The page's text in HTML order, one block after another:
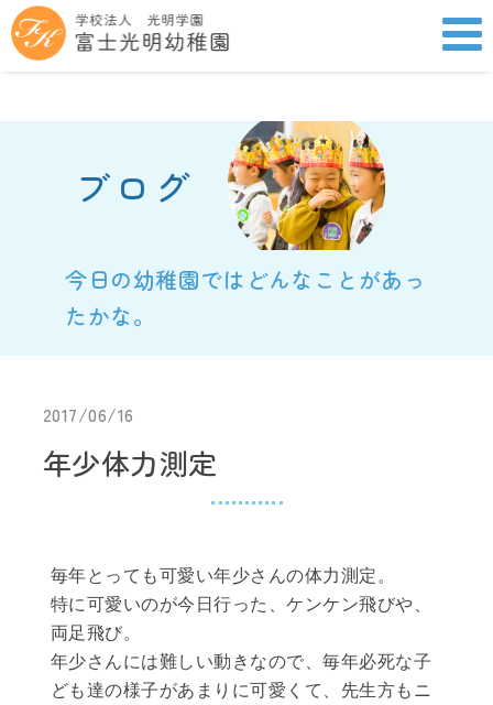
ブログ
今日の幼稚園ではどんなことがあっ
たかな。
2017/06/16
年少体力測定
毎年とっても可愛い年少さんの体力測定。
特に可愛いのが今日行った、ケンケン飛びや、
両足飛び。
年少さんには難しい動きなので、毎年必死な子
ども達の様子があまりに可愛くて、先生方もニ